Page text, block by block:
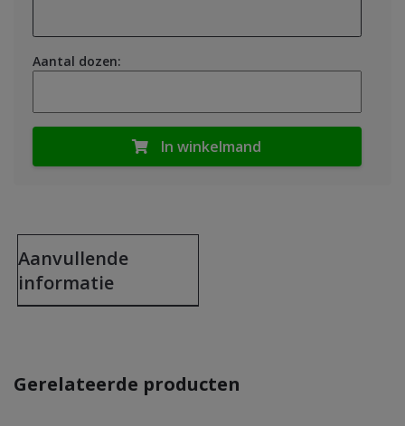
Aantal dozen:
In winkelmand
Aanvullende
informatie
Gerectifice
Gerelateerde producten